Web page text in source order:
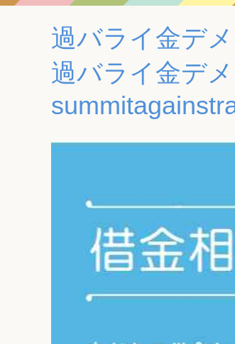
過バライ金デ
過バライ金デ